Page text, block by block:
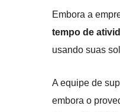
Embora a
tempo de
usando suas
A equipe de
embora o